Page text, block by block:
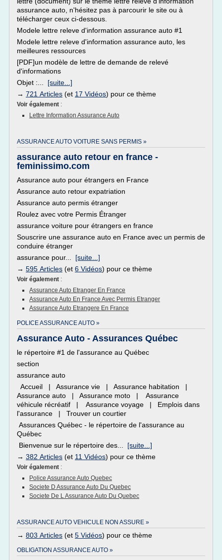
assurance auto, n'hésitez pas à parcourir le site ou à
télécharger ceux ci-dessous.
Modele lettre releve d'information assurance auto #1
Modele lettre releve d'information assurance auto, les
meilleures ressources
[PDF]un modèle de lettre de demande de relevé
d'informations
Objet :... [suite...]
→ 721 Articles (et 17 Vidéos) pour ce thème
Voir également :
Lettre Information Assurance Auto
ASSURANCE AUTO VOITURE SANS PERMIS »
assurance auto retour en france -
feminissimo.com
Assurance auto pour étrangers en France
Assurance auto retour expatriation
Assurance auto permis étranger
Roulez avec votre Permis Étranger
assurance voiture pour étrangers en france
Souscrire une assurance auto en France avec un permis de
conduire étranger
assurance pour... [suite...]
→ 595 Articles (et 6 Vidéos) pour ce thème
Voir également :
Assurance Auto Etranger En France
Assurance Auto En France Avec Permis Etranger
Assurance Auto Etrangere En France
POLICE ASSURANCE AUTO »
Assurance Auto - Assurances Québec
le répertoire #1 de l'assurance au Québec
section
assurance auto
Accueil | Assurance vie | Assurance habitation |
Assurance auto | Assurance moto | Assurance
véhicule récréatif | Assurance voyage | Emplois dans
l'assurance | Trouver un courtier
Assurances Québec - le répertoire de l'assurance au
Québec
Bienvenue sur le répertoire des... [suite...]
→ 382 Articles (et 11 Vidéos) pour ce thème
Voir également :
Police Assurance Auto Quebec
Societe D Assurance Auto Du Quebec
Societe De L Assurance Auto Du Quebec
ASSURANCE AUTO VEHICULE NON ASSURE »
→ 803 Articles (et 5 Vidéos) pour ce thème
OBLIGATION ASSURANCE AUTO »